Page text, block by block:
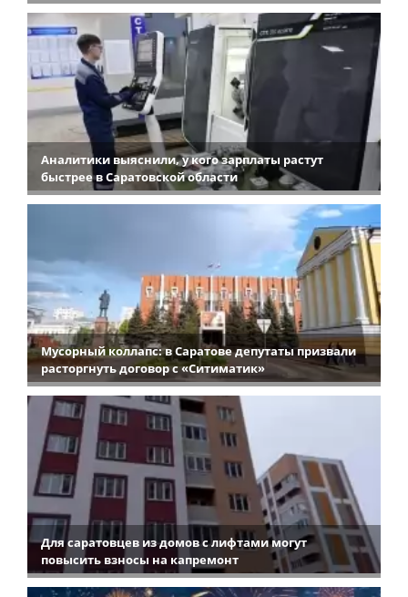
Аналитики выяснили, у кого зарплаты растут
быстрее в Саратовской области
Мусорный коллапс: в Саратове депутаты призвали
расторгнуть договор с «Ситиматик»
Для саратовцев из домов с лифтами могут
повысить взносы на капремонт